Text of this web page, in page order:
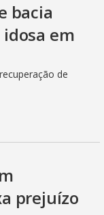
bacia
em
de
prejuízo